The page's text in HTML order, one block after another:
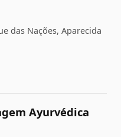
das Nações, Aparecida
Ayurvédica